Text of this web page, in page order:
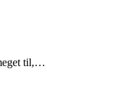
til,…